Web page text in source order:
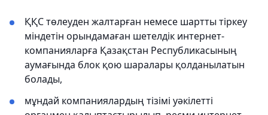
ҚҚС төлеуден жалтарған немесе шартты тіркеу
міндетін орындамаған шетелдік интернет-
компанияларға Қазақстан Республикасының
аумағында блок қою шаралары қолданылатын
болады,
мұндай компаниялардың тізімі уәкілетті